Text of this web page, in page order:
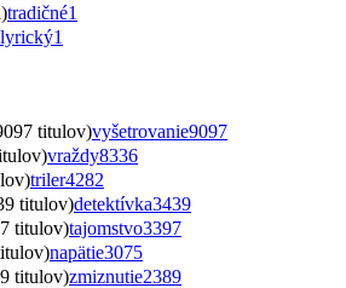
tradičné1
lyrický1
titulov)vyšetrovanie9097
vraždy8336
triler4282
titulov)detektívka3439
titulov)tajomstvo3397
napätie3075
titulov)zmiznutie2389